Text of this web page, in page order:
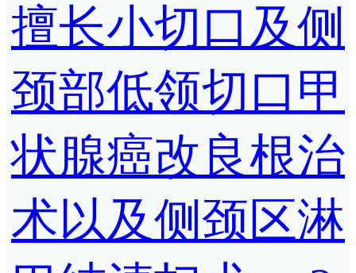
擅长小切口及侧
颈部低领切口甲
状腺癌改良根治
术以及侧颈区淋